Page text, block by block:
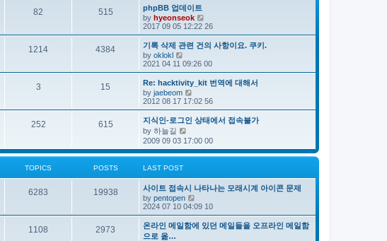
82 515
phpBB 업데이트
by hyeonseok
i
e
w
t
h
e
l
a
e
s
t
p
s
t
2017 09 05 12:22 26
1214 4384
기록 삭제 관련 건의 사항이요. 쿠키.
by oklokl
i
e
w
t
h
e
l
a
t
e
s
t
s
t
2021 04 11 09:26 00
3 15
Re: hacktivity_kit 번역에 대해서
by jaebeom
i
e
w
e
l
a
e
s
t
p
o
s
t
2012 08 17 17:02 56
252 615
지식인-로그인 상태에서 접속불가
by 하늘길
i
w
e
l
a
t
e
s
t
2009 09 03 17:00 00
TOPICS POSTS LAST POST
6283 19938
사이트 접속시 나타나는 모래시계 아이콘 문제
by pentopen
i
e
w
t
2024 07 10 04:09 10
1108 2973
온라인 메일함에 있던 메일들을 오프라인 메일함
으로 옮…